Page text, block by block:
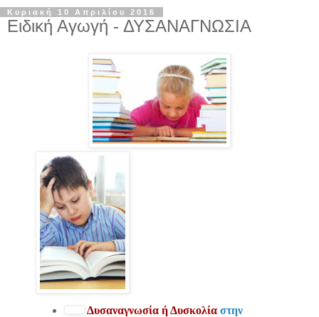
Κυριακή 10 Απριλίου 2016
Ειδική Αγωγή - ΔΥΣΑΝΑΓΝΩΣΙΑ
Δυσαναγνωσία ή Δυσκολίαστην